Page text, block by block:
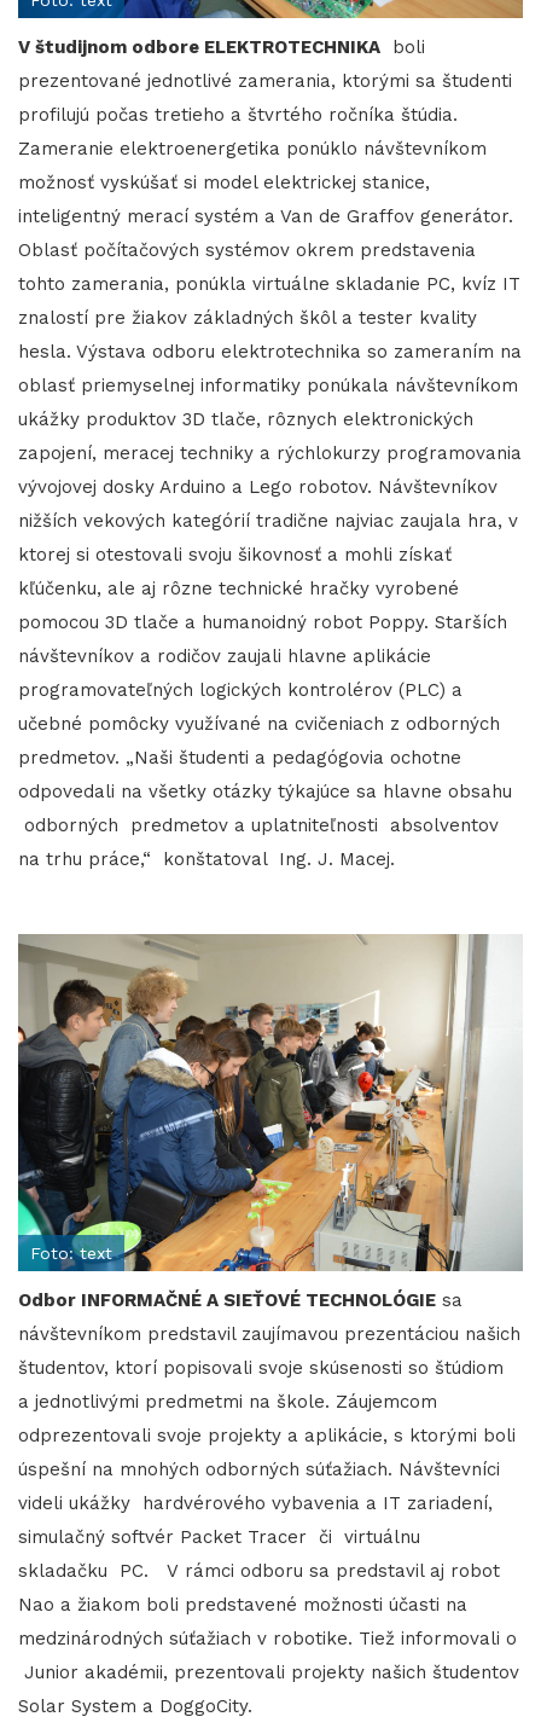
V študijnom odbore ELEKTROTECHNIKA boli
prezentované jednotlivé zamerania, ktorými sa študenti
profilujú počas tretieho a štvrtého ročníka štúdia.
Zameranie elektroenergetika ponúklo návštevníkom
možnosť vyskúšať si model elektrickej stanice,
inteligentný merací systém a Van de Graffov generátor.
Oblasť počítačových systémov okrem predstavenia
tohto zamerania, ponúkla virtuálne skladanie PC, kvíz IT
znalostí pre žiakov základných škôl a tester kvality
hesla. Výstava odboru elektrotechnika so zameraním na
oblasť priemyselnej informatiky ponúkala návštevníkom
ukážky produktov 3D tlače, rôznych elektronických
zapojení, meracej techniky a rýchlokurzy programovania
vývojovej dosky Arduino a Lego robotov. Návštevníkov
nižších vekových kategórií tradične najviac zaujala hra, v
ktorej si otestovali svoju šikovnosť a mohli získať
kľúčenku, ale aj rôzne technické hračky vyrobené
pomocou 3D tlače a humanoidný robot Poppy. Starších
návštevníkov a rodičov zaujali hlavne aplikácie
programovateľných logických kontrolérov (PLC) a
učebné pomôcky využívané na cvičeniach z odborných
predmetov. „Naši študenti a pedagógovia ochotne
odpovedali na všetky otázky týkajúce sa hlavne obsahu
odborných predmetov a uplatniteľnosti absolventov
na trhu práce,“ konštatoval Ing. J. Macej.
Foto: text
Odbor INFORMAČNÉ A SIEŤOVÉ TECHNOLÓGIE sa
návštevníkom predstavil zaujímavou prezentáciou našich
študentov, ktorí popisovali svoje skúsenosti so štúdiom
a jednotlivými predmetmi na škole. Záujemcom
odprezentovali svoje projekty a aplikácie, s ktorými boli
úspešní na mnohých odborných súťažiach. Návštevníci
videli ukážky hardvérového vybavenia a IT zariadení,
simulačný softvér Packet Tracer či virtuálnu
skladačku PC. V rámci odboru sa predstavil aj robot
Nao a žiakom boli predstavené možnosti účasti na
medzinárodných súťažiach v robotike. Tiež informovali o
Junior akadémii, prezentovali projekty našich študentov
Solar System a DoggoCity.